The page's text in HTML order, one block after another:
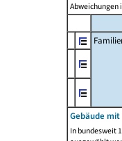
Abweichungen
Gebäude
In bundesweit